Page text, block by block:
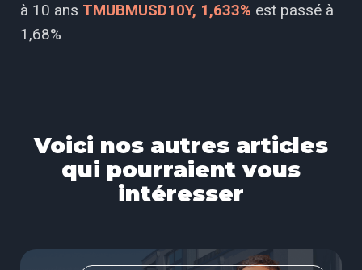
à 10 ans TMUBMUSD10Y, 1,633% est passé à
1,68%
Voici nos autres articles
qui pourraient vous
intéresser